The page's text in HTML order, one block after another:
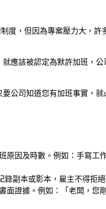
度，但因為專案壓力大，
應該被認定為默許加班，
公司知道您有加班事實，就
因及時數。例如：手寫
錄副本或影本，雇主不得拒
證據。例如：「老闆，